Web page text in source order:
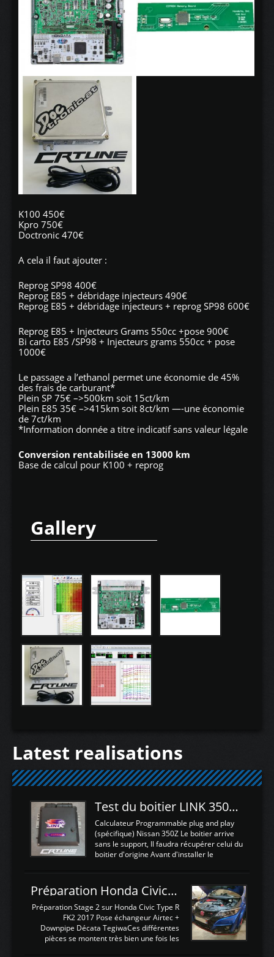
K100 450€
Kpro 750€
Doctronic 470€
A cela il faut ajouter :
Reprog SP98 400€
Reprog E85 + débridage injecteurs 490€
Reprog E85 + débridage injecteurs + reprog SP98 600€
Reprog E85 + Injecteurs Grams 550cc +pose 900€
Bi carto E85 /SP98 + Injecteurs grams 550cc + pose
1000€
Le passage a l’ethanol permet une économie de 45%
des frais de carburant*
Plein SP 75€ –>500km soit 15ct/km
Plein E85 35€ –>415km soit 8ct/km —-une économie
de 7ct/km
*Information donnée a titre indicatif sans valeur légale
Conversion rentabilisée en 13000 km
Base de calcul pour K100 + reprog
Gallery
Latest realisations
Test du boitier LINK 350Z Plugin ECU
Calculateur Programmable plug and play
(spécifique) Nissan 350Z Le boitier arrive
sans le support, Il faudra récupérer celui du
boitier d'origine Avant d'installer le
d'envoyer l'information de la large bande
dans le boitier. sydney sweeney deepfake
La sortie 0-5V de l'afr sera connectée sur
l'entrée AN Volt 8 et GndAN pour
Analogique, et Volt car l'information est une
tension (Pas une résistance variable d'un
Préparation Honda Civic Type R FK2
Préparation Stage 2 sur Honda Civic Type R
FK2 2017 Pose échangeur Airtec +
Downpipe Décata TegiwaCes différentes
pièces se montent très bien une fois les